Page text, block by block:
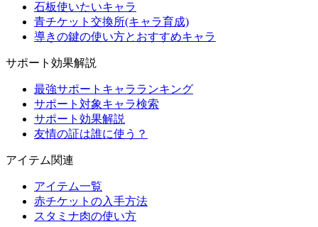
石板使いたいキャラ
青チケット交換所(キャラ育成)
導きの鍵の使い方とおすすめキャラ
サポート効果解説
最強サポートキャラランキング
サポート対象キャラ検索
サポート効果解説
友情の証は誰に使う？
アイテム関連
アイテム一覧
赤チケットの入手方法
スタミナ肉の使い方